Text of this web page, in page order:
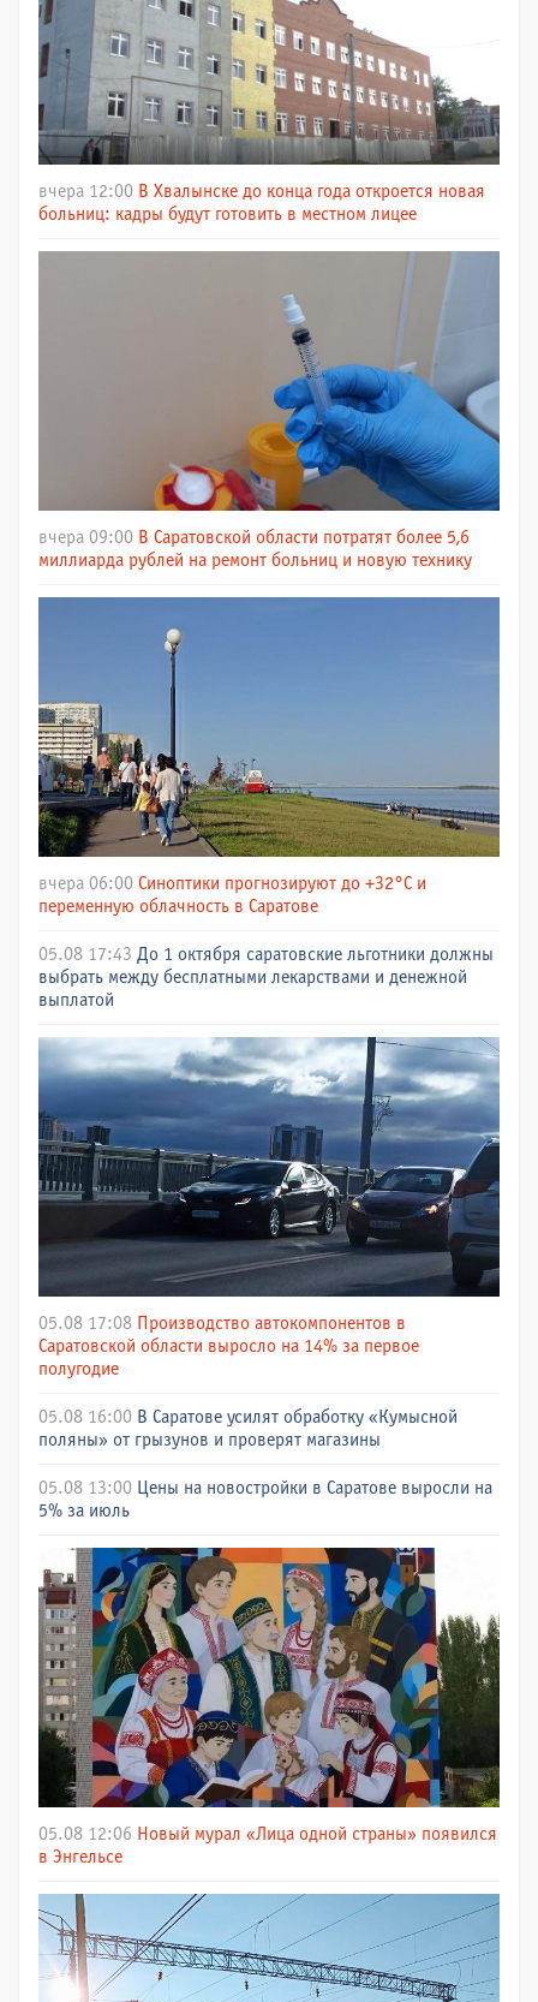
вчера 12:00 В Хвалынске до конца года откроется новая
больниц: кадры будут готовить в местном лицее
вчера 09:00 В Саратовской области потратят более 5,6
миллиарда рублей на ремонт больниц и новую технику
вчера 06:00 Синоптики прогнозируют до +32°C и
переменную облачность в Саратове
05.08 17:43 До 1 октября саратовские льготники должны
выбрать между бесплатными лекарствами и денежной
выплатой
05.08 17:08 Производство автокомпонентов в
Саратовской области выросло на 14% за первое
полугодие
05.08 16:00 В Саратове усилят обработку «Кумысной
поляны» от грызунов и проверят магазины
05.08 13:00 Цены на новостройки в Саратове выросли на
5% за июль
05.08 12:06 Новый мурал «Лица одной страны» появился
в Энгельсе